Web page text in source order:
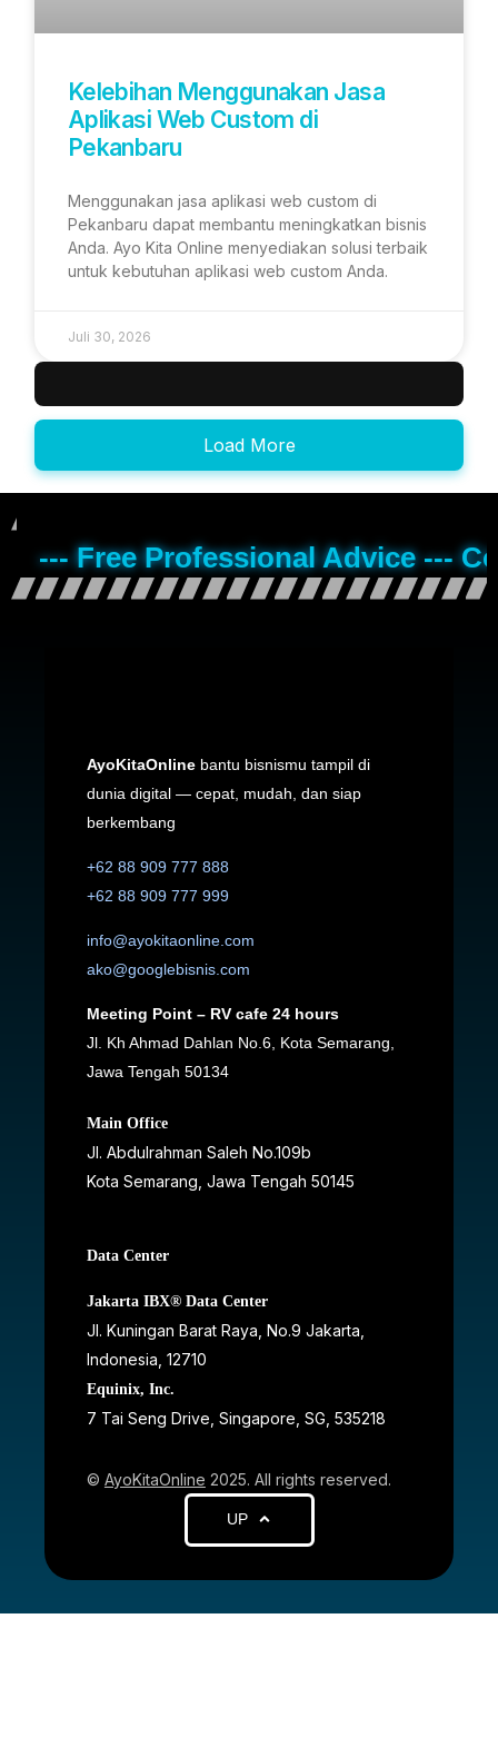
Kelebihan Menggunakan Jasa
Aplikasi Web Custom di
Pekanbaru
Menggunakan jasa aplikasi web custom di
Pekanbaru dapat membantu meningkatkan bisnis
Anda. Ayo Kita Online menyediakan solusi terbaik
untuk kebutuhan aplikasi web custom Anda.
Juli 30, 2026
Load More
--- Free Professional Advice ---
AyoKitaOnlinebantu bisnismu tampil di
dunia digital — cepat, mudah, dan siap
berkembang
+62 88 909 777 888
+62 88 909 777 999
info@ayokitaonline.com
ako@googlebisnis.com
Meeting Point – RV cafe 24 hours
Jl. Kh Ahmad Dahlan No.6, Kota Semarang,
Jawa Tengah 50134
Main Office
Jl. Abdulrahman Saleh No.109b
Kota Semarang, Jawa Tengah 50145
Data Center
Jakarta IBX® Data Center
JI. Kuningan Barat Raya, No.9 Jakarta,
Indonesia, 12710
Equinix, Inc.
7 Tai Seng Drive, Singapore, SG, 535218
© AyoKitaOnline 2025. All rights reserved.
UP